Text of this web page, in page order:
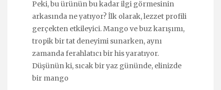
Peki, bu ürünün bu kadar ilgi görmesinin
arkasında ne yatıyor? İlk olarak, lezzet profili
gerçekten etkileyici. Mango ve buz karışımı,
tropik bir tat deneyimi sunarken, aynı
zamanda ferahlatıcı bir his yaratıyor.
Düşünün ki, sıcak bir yaz gününde, elinizde
bir mango